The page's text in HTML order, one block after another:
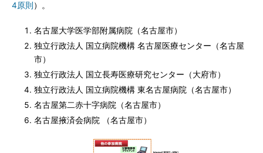
4原則 ）。
名古屋大学医学部附属病院（名古屋市）
独立行政法人 国立病院機構 名古屋医療センター（名古屋
市）
独立行政法人 国立長寿医療研究センター（大府市）
独立行政法人 国立病院機構 東名古屋病院（名古屋市）
名古屋第二赤十字病院（名古屋市）
名古屋掖済会病院 （名古屋市）